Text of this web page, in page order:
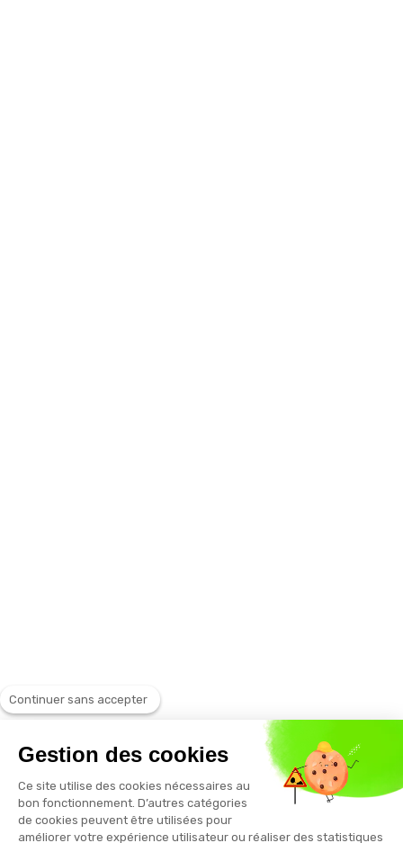
Continuer sans accepter
Gestion des cookies
Ce site utilise des cookies nécessaires au
bon fonctionnement. D’autres catégories
de cookies peuvent être utilisées pour
améliorer votre expérience utilisateur ou réaliser des statistiques